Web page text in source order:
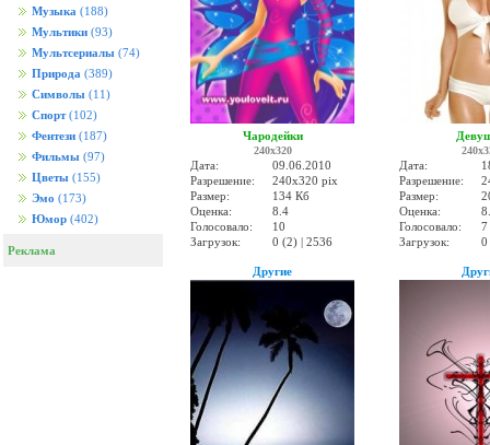
Музыка (188)
Мультики (93)
Мультсериалы (74)
Природа (389)
Символы (11)
Спорт (102)
Фентези (187)
Фильмы (97)
Цветы (155)
Эмо (173)
Юмор (402)
Реклама
Чародейки
240x320
Дата:
09.06.2010
Разрешение:
240x320 pix
Размер:
134 Кб
Оценка:
8.4
Голосовало:
10
Загрузок:
0 (2) | 2536
Дата:
Разрешение:
Размер:
Оценка:
Голосовало:
7
Загрузок:
0
Другие